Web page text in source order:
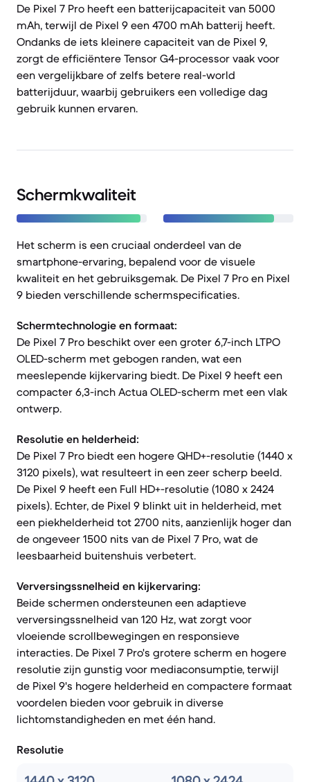
De Pixel 7 Pro heeft een batterijcapaciteit van 5000
mAh, terwijl de Pixel 9 een 4700 mAh batterij heeft.
Ondanks de iets kleinere capaciteit van de Pixel 9,
zorgt de efficiëntere Tensor G4-processor vaak voor
een vergelijkbare of zelfs betere real-world
batterijduur, waarbij gebruikers een volledige dag
gebruik kunnen ervaren.
Schermkwaliteit
Het scherm is een cruciaal onderdeel van de
smartphone-ervaring, bepalend voor de visuele
kwaliteit en het gebruiksgemak. De Pixel 7 Pro en Pixel
9 bieden verschillende schermspecificaties.
Schermtechnologie en formaat:
De Pixel 7 Pro beschikt over een groter 6,7-inch LTPO
OLED-scherm met gebogen randen, wat een
meeslepende kijkervaring biedt. De Pixel 9 heeft een
compacter 6,3-inch Actua OLED-scherm met een vlak
ontwerp.
Resolutie en helderheid:
De Pixel 7 Pro biedt een hogere QHD+-resolutie (1440 x
3120 pixels), wat resulteert in een zeer scherp beeld.
De Pixel 9 heeft een Full HD+-resolutie (1080 x 2424
pixels). Echter, de Pixel 9 blinkt uit in helderheid, met
een piekhelderheid tot 2700 nits, aanzienlijk hoger dan
de ongeveer 1500 nits van de Pixel 7 Pro, wat de
leesbaarheid buitenshuis verbetert.
Verversingssnelheid en kijkervaring:
Beide schermen ondersteunen een adaptieve
verversingssnelheid van 120 Hz, wat zorgt voor
vloeiende scrollbewegingen en responsieve
interacties. De Pixel 7 Pro's grotere scherm en hogere
resolutie zijn gunstig voor mediaconsumptie, terwijl
de Pixel 9's hogere helderheid en compactere formaat
voordelen bieden voor gebruik in diverse
lichtomstandigheden en met één hand.
Resolutie